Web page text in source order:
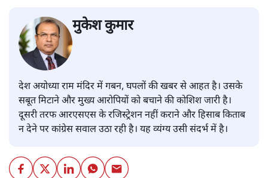
मुकेश कुमार
देश अयोध्या राम मंदिर में गबन, घपलों की खबर से आहत है। उसके
सबूत मिटाने और मुख्य आरोपियों को बचाने की कोशिश जारी है।
दूसरी तरफ आरएसएस के रजिस्ट्रेशन नहीं कराने और हिसाब किताब
न देने पर कांग्रेस सवाल उठा रही है। यह व्यंग्य उसी संदर्भ में है।